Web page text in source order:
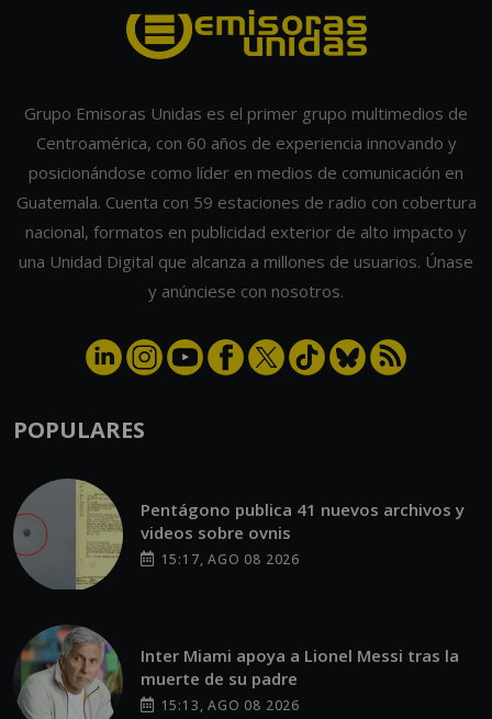
POR JOSE GARCÍA 07:37 AM, APR 01
NACIONALES
Hombre que personificaba a Jesús
cae de la Cruz